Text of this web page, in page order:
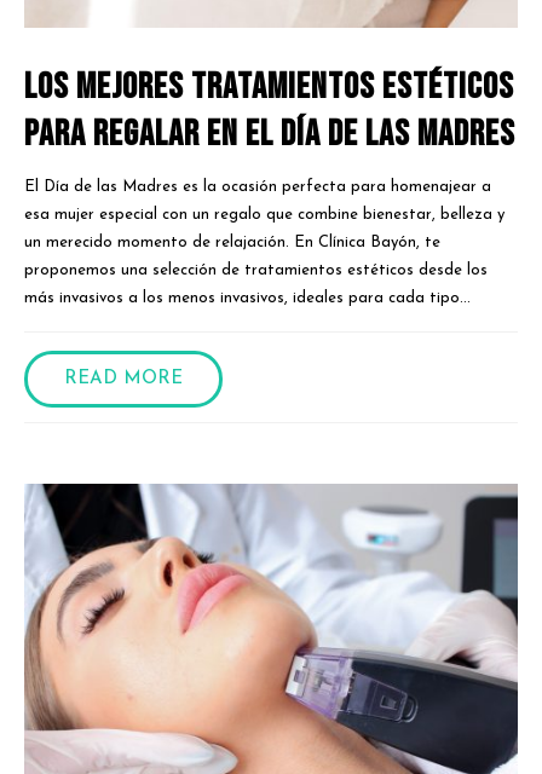
Los mejores tratamientos estéticos
para regalar en el Día de las Madres
El Día de las Madres es la ocasión perfecta para homenajear a
esa mujer especial con un regalo que combine bienestar, belleza y
un merecido momento de relajación. En Clínica Bayón, te
proponemos una selección de tratamientos estéticos desde los
más invasivos a los menos invasivos, ideales para cada tipo...
READ MORE